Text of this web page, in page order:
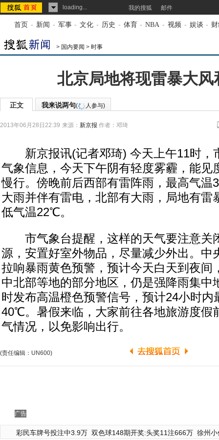
loading... 我的搜狐 邮件
首页 - 新闻 - 军事 - 文化 - 历史 - 体育 - NBA - 视频 - 娱谈 -
> 国内要闻 > 时事
北京局地将现雷暴大风
正文 我来说两句( 人参与)
2013年06月28日22:39 来源： 新京报 作者：邓琦
新京报讯(记者邓琦) 今天上午11时，
气象信息，今天下午阴有轻度雾霾，能见
慢行。傍晚前后西部有雷阵雨，最高气
大雨并伴有雷电，北部有大雨，局地有雷
低气温22℃。
市气象台提醒，这样的天气要注意关
源，安置好室外物品，尽量减少外出。中
拉响暴雨黄色预警，预计今天白天到夜间
中北部等地的部分地区，仍是强降雨集中
时发布高温橙色预警信号，预计24小时内
40℃。暑假来临，大家前往各地旅游度假
气情况，以免影响出行。
(责任编辑：UN600)
广告
彩民车牌号投注中3.9万 双色球148期开奖:头奖11注666万 徐州